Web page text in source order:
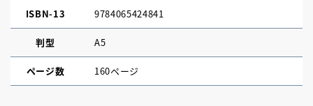
ISBN-13 9784065424841
判型 A5
ページ数 160ページ